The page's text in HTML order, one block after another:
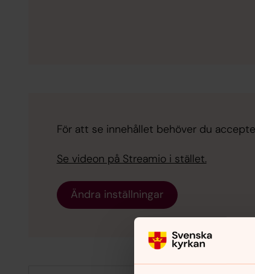
För att se innehållet behöver du
Se videon på Streamio i stället.
Ändra inställningar